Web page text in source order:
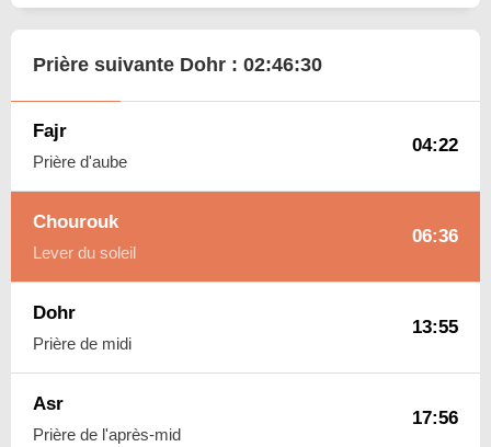
Prière suivante Dohr : 02:46:29
Fajr
Prière d'aube
04:22
Chourouk
Lever du soleil
06:36
Dohr
Prière de midi
13:55
Asr
Prière de l'après-mid
17:56